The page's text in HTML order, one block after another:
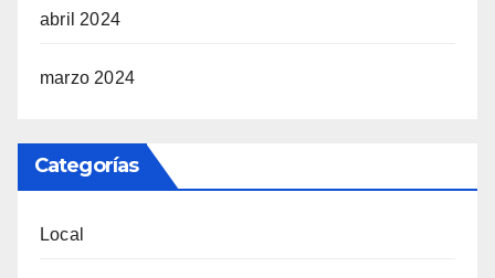
abril 2024
marzo 2024
Categorías
Local